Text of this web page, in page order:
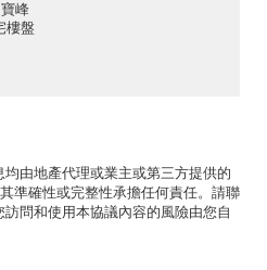
峰
樓盤
由地產代理或業主或第三方提供的
準確性或完整性承擔任何責任。請聯
問和使用本協議內容的風險由您自